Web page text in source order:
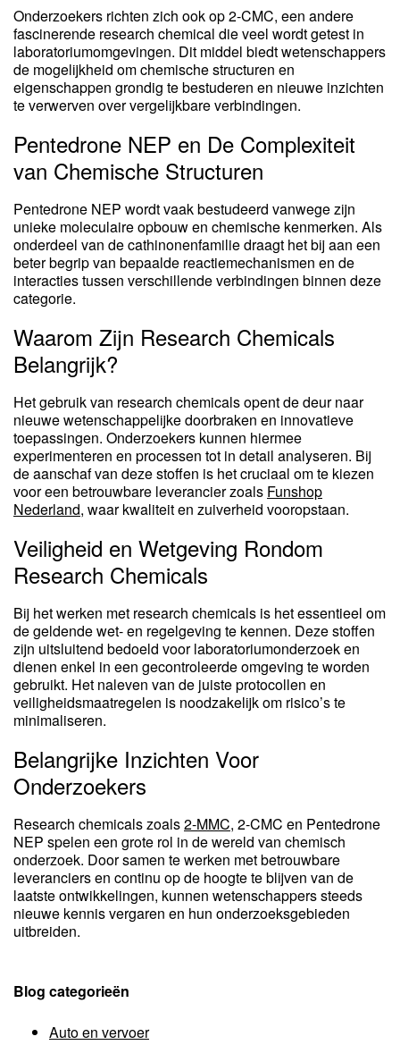
Onderzoekers richten zich ook op 2-CMC, een andere
fascinerende research chemical die veel wordt getest in
laboratoriumomgevingen. Dit middel biedt wetenschappers
de mogelijkheid om chemische structuren en
eigenschappen grondig te bestuderen en nieuwe inzichten
te verwerven over vergelijkbare verbindingen.
Pentedrone NEP en De Complexiteit
van Chemische Structuren
Pentedrone NEP wordt vaak bestudeerd vanwege zijn
unieke moleculaire opbouw en chemische kenmerken. Als
onderdeel van de cathinonenfamilie draagt het bij aan een
beter begrip van bepaalde reactiemechanismen en de
interacties tussen verschillende verbindingen binnen deze
categorie.
Waarom Zijn Research Chemicals
Belangrijk?
Het gebruik van research chemicals opent de deur naar
nieuwe wetenschappelijke doorbraken en innovatieve
toepassingen. Onderzoekers kunnen hiermee
experimenteren en processen tot in detail analyseren. Bij
de aanschaf van deze stoffen is het cruciaal om te kiezen
voor een betrouwbare leverancier zoals Funshop
Nederland, waar kwaliteit en zuiverheid vooropstaan.
Veiligheid en Wetgeving Rondom
Research Chemicals
Bij het werken met research chemicals is het essentieel om
de geldende wet- en regelgeving te kennen. Deze stoffen
zijn uitsluitend bedoeld voor laboratoriumonderzoek en
dienen enkel in een gecontroleerde omgeving te worden
gebruikt. Het naleven van de juiste protocollen en
veiligheidsmaatregelen is noodzakelijk om risico’s te
minimaliseren.
Belangrijke Inzichten Voor
Onderzoekers
Research chemicals zoals2-MMC, 2-CMC en Pentedrone
NEP spelen een grote rol in de wereld van chemisch
onderzoek. Door samen te werken met betrouwbare
leveranciers en continu op de hoogte te blijven van de
laatste ontwikkelingen, kunnen wetenschappers steeds
nieuwe kennis vergaren en hun onderzoeksgebieden
uitbreiden.
Blog categorieën
Auto en vervoer